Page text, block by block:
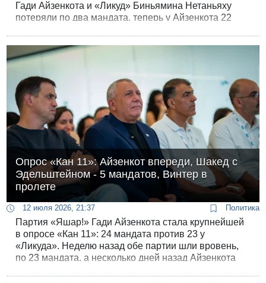
Гади Айзенкота и «Ликуд» Биньямина Нетаньяху
потеряли по два мандата, теперь у Айзенкота 22
Опрос «Кан 11»: Айзенкот впереди, Шакед с
Эдельштейном - 5 мандатов, Винтер в
пролете
12 июля 2026, 21:37 Политика
Партия «Яшар!» Гади Айзенкота стала крупнейшей
в опросе «Кан 11»: 24 мандата против 23 у
«Ликуда». Неделю назад обе партии шли вровень,
по 23 мандата, а несколько дней назад Айзенкота